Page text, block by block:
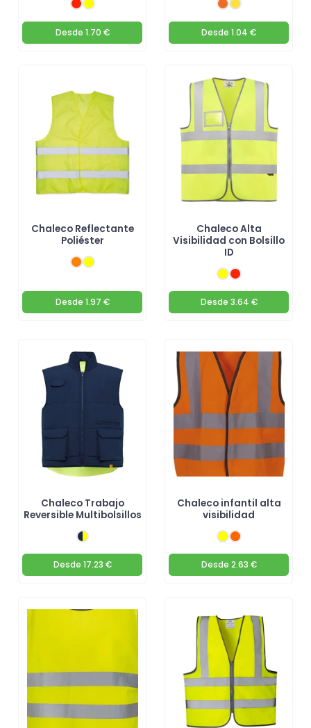
Desde 1.70 € Desde 1.04 €
Chaleco Reflectante
Poliéster
Desde 1.97 €
Chaleco Alta
Visibilidad con Bolsillo
ID
Desde 3.64 €
Chaleco Trabajo
Reversible Multibolsillos
Desde 17.23 €
Chaleco infantil alta
visibilidad
Desde 2.63 €